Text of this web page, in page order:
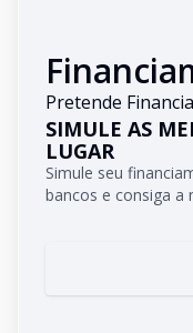
Pretende
SIMULE AS
LUGAR
Simule seu
bancos e consiga a